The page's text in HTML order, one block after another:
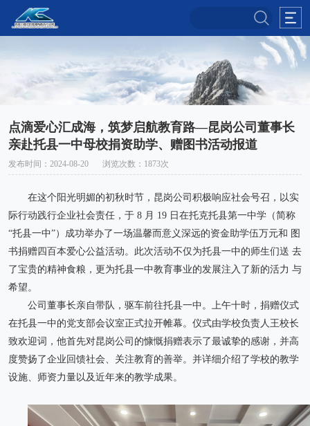
点滴爱心汇成海，筑梦启航教育路—昆岗公司董事长
亲赴托县一中母校捐资助学、赠图书活动报道
发布时间：2024-08-20 浏览次数：1873次
在这个阳光明媚的初秋时节，昆岗公司积极响应社会号召，以实
际行动践行企业社会责任，于 8 月 19 日在托克托县第一中学（简称
“托县一中”）成功举办了一场温馨而意义深远的资金助学伍万元和 图
书捐赠四百本爱心公益活动。此次活动不仅为托县一中的师生们送 去
了宝贵的精神食粮，更为托县一中教育事业的发展注入了新的活力 与
希望。
公司董事长亲自带队，驱车前往托县一中。上午十时，捐赠仪式
在托县一中的党支部会议室正式拉开帷幕。仪式由学校负责人王校长
致欢迎词，他首先对昆岗公司的慷慨捐赠表示了最诚挚的感谢，并高
度赞扬了企业回馈社会、关注教育的善举。并详细介绍了学校的教学
设施、师资力量以及近年来的教学成果。